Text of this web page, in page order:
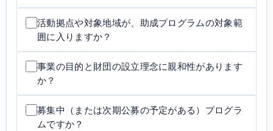
活動拠点や対象地域が、助成プログラムの対象範
囲に入りますか？
事業の目的と財団の設立理念に親和性があります
か？
募集中（または次期公募の予定がある）プログラ
ムですか？